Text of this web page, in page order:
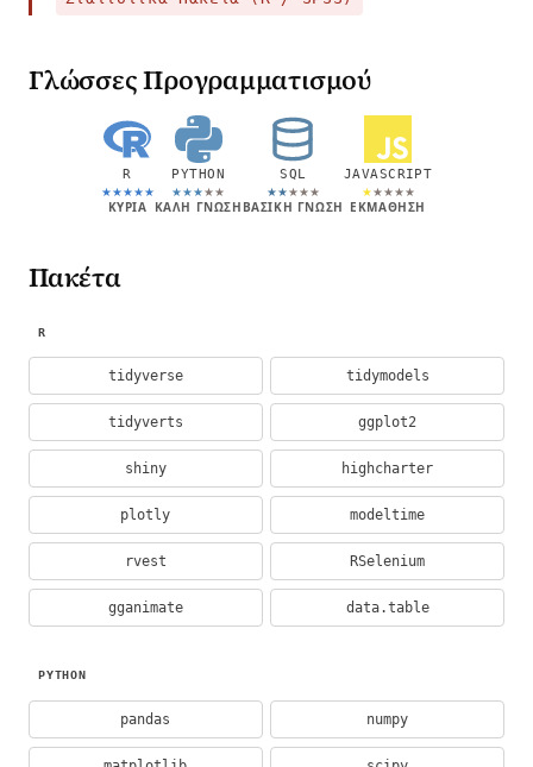
Γλώσσες Προγραμματισμού
R
★★★★★
ΚΎΡΙΑ
PYTHON
★★★★★
ΚΑΛΉ ΓΝΏΣΗ
SQL
★★★★★
ΒΑΣΙΚΉ ΓΝΏΣΗ
JAVASCRIPT
★★★★★
ΕΚΜΆΘΗΣΗ
Πακέτα
R
tidyverse tidymodels
tidyverts ggplot2
shiny highcharter
plotly modeltime
rvest RSelenium
gganimate data.table
PYTHON
pandas numpy